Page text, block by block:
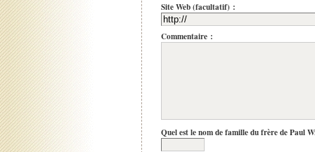
Site Web (facultatif) :
Commentaire :
Quel est le nom de famille du frère de Paul